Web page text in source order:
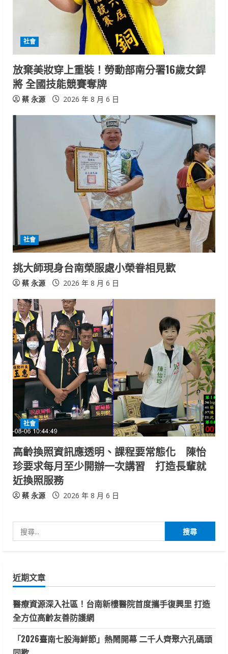
i
n
g
社會
放棄美妝穿上重裝！勞動部南分署16歲女銲
將 全國技能競賽奪牌
蔡 永源 2026 年 8 月 6 日
社會
挑大師現身台南榮服處小榮眷相見歡
蔡 永源 2026 年 8 月 6 日
社會
高齡換照資訊應透明、課程要常態化 陳怡
珍要求每月至少開辦一次講習 打造長輩就
近換照服務
蔡 永源 2026 年 8 月 6 日
尋
字:
近期文章
醫療資源深入社區！台南新樓醫院首度攜手復興里 打造
全方位高齡友善防護網
「2026臺南七股海鮮節」熱鬧開幕 二千人齊聚六孔碼頭